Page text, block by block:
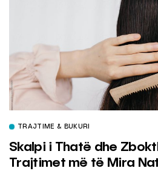
TRAJTIME & BUKURI
Skalpi i Thatë dhe
Trajtimet më të Mira